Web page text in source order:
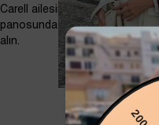
Carell ailesinin selfie
panosunda yerinizi
alın.